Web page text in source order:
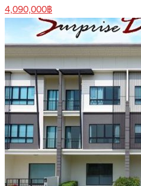
4,090,000฿